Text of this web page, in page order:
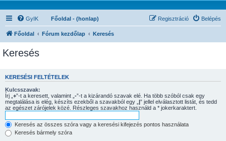
GyIK Főoldal - (honlap) Belépés
Regisztráció
Főoldal Fórum kezdőlap Keresés
Keresés
KERESÉSI FELTÉTELEK
Kulcsszavak:
Írj „ +”-t a keresett, valamint „ -”-t a kizárandó szavak elé. Ha több szóból csak egy
megtalálása is elég, készíts ezekből a szavakból egy „ |” jellel elválasztott listát, és tedd
az egészet zárójelek közé. Részleges szavakhoz használd a * jokerkaraktert.
Keresés az összes szóra vagy a keresési kifejezés pontos használata
Keresés bármely szóra